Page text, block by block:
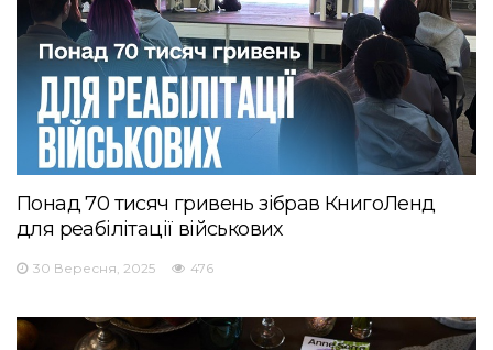
Понад 70 тисяч гривень зібрав КнигоЛенд
для реабілітації військових
30 Вересня, 2025 476